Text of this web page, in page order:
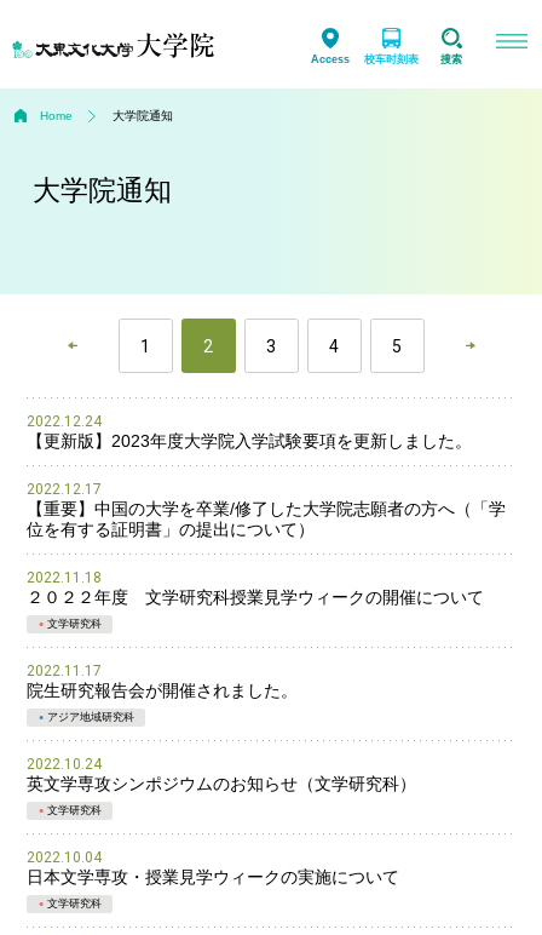
Access 校车时刻表 搜索
Home 大学院通知
大学院通知
1 2 3 4 5
2022.12.24
【更新版】2023年度大学院入学試験要項を更新しました。
2022.12.17
【重要】中国の大学を卒業/修了した大学院志願者の方へ（「学
位を有する証明書」の提出について）
2022.11.18
２０２２年度 文学研究科授業見学ウィークの開催について
文学研究科
2022.11.17
院生研究報告会が開催されました。
アジア地域研究科
2022.10.24
英文学専攻シンポジウムのお知らせ（文学研究科）
文学研究科
2022.10.04
日本文学専攻・授業見学ウィークの実施について
文学研究科